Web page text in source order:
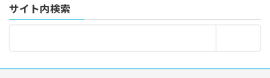
サイト内検索